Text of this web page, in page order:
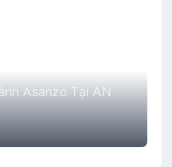
Asanzo Tại AN